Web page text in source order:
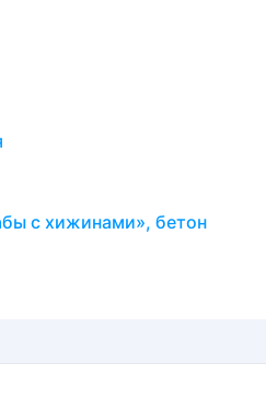
с хижинами», бетон